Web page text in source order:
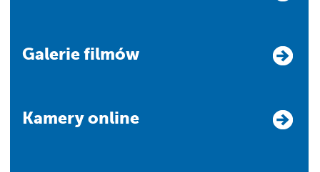
Galerie filmów
Kamery online